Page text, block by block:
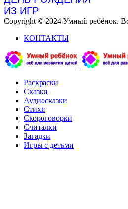
ИЗ ИГР
Copyright © 2024 Умный ребёнок.
КОНТАКТЫ
Раскраски
Сказки
Аудиосказки
Стихи
Скороговорки
Считалки
Загадки
Игры с детьми